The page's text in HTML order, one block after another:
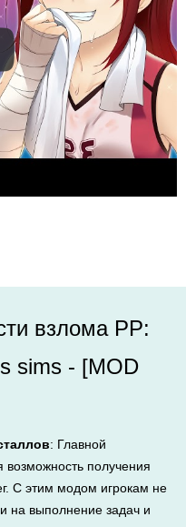
взлома PP:
sims - [MOD
: Главной
возможность получения
С этим модом игрокам не
на выполнение задач и